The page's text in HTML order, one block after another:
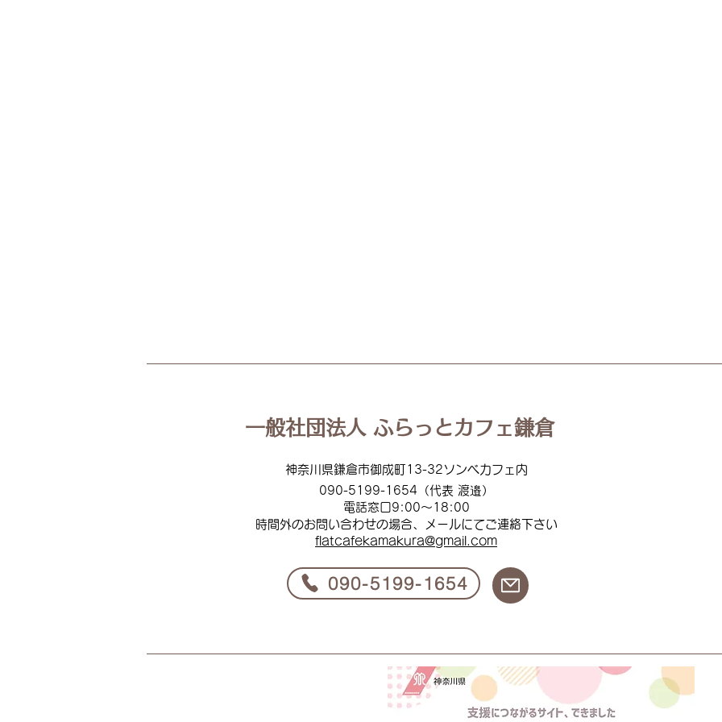
一般社団法人 ふらっとカフェ鎌倉
神奈川県鎌倉市御成町13-32ソンベカフェ内
090-5199-1654（代表 渡邉）
電話窓口 9:00～18:00
時間外のお問い合わせの場合、メールにてご連絡下 さい
flatcafekamakura@gmail.com
​090-5199-1654